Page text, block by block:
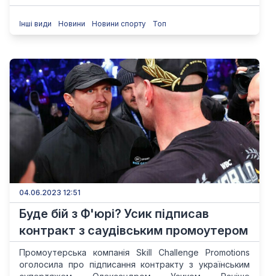
Інші види Новини Новини спорту Топ
04.06.2023 12:51
Буде бій з Ф'юрі? Усик підписав
контракт з саудівським промоутером
Промоутерська компанія Skill Challenge Promotions
оголосила про підписання контракту з українським